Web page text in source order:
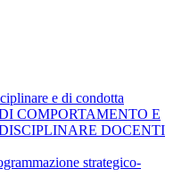
e di condotta
COMPORTAMENTO E
DOCENTI
strategico-